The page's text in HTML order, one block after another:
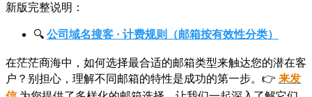
新版完整说明：
🔍 公司域名搜客 · 计费规则（邮箱按有效性分类）
在茫茫商海中，如何选择最合适的邮箱类型来触达您的潜在客
户？别担心，理解不同邮箱的特性是成功的第一步。👉 来发